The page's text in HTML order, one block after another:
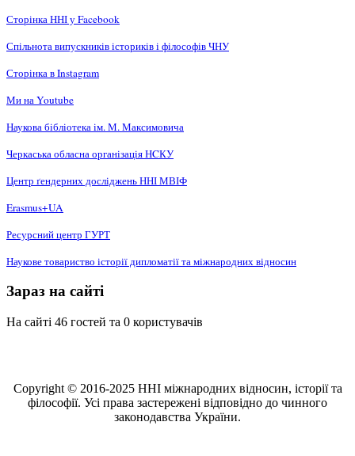
Сторінка ННІ у Facebook
Спільнота випускників істориків і філософів ЧНУ
Сторінка в Instagram
Ми на Youtube
Наукова бібліотека ім. М. Максимовича
Черкаська обласна організація НCКУ
Центр ґендерних досліджень ННІ МВІФ
Erasmus+UA
Ресурсний центр ГУРТ
Наукове товариство історії дипломатії та міжнародних відносин
Зараз на сайті
На сайті 46 гостей та 0 користувачів
Copyright © 2016-2025 ННІ міжнародних відносин, історії та
філософії. Усі права застережені відповідно до чинного
законодавства України.